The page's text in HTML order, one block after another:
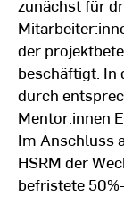
zunächst für
der
beschäftigt. In
durch
Mentor:innen
Im Anschluss
HSRM der
befristete